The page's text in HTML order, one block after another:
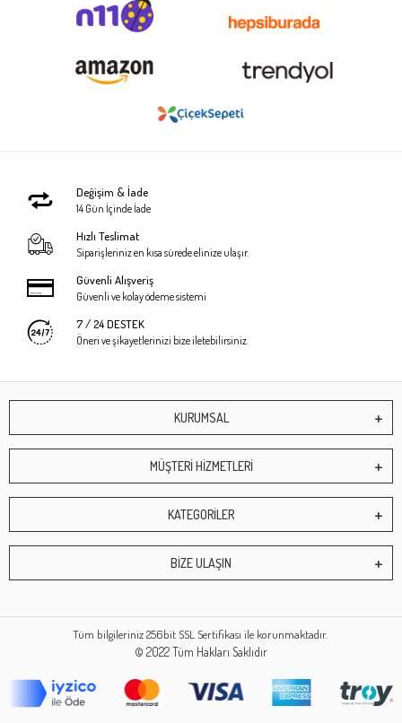
Değişim & İade
14 Gün İçinde İade
Hızlı Teslimat
Siparişleriniz en kısa sürede elinize ulaşır.
Güvenli Alışveriş
Güvenli ve kolay ödeme sistemi
7 / 24 DESTEK
Öneri ve şikayetlerinizi bize iletebilirsiniz.
KURUMSAL
MÜŞTERİ HİZMETLERİ
KATEGORİLER
BİZE ULAŞIN
Tüm bilgileriniz 256bit SSL Sertifikası ile korunmaktadır.
© 2022Tüm Hakları Saklıdır